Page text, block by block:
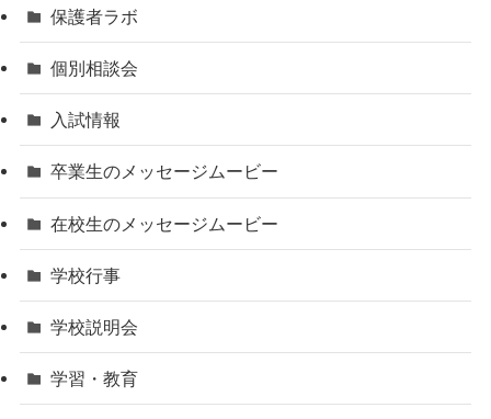
保護者ラボ
個別相談会
入試情報
卒業生のメッセージムービー
在校生のメッセージムービー
学校行事
学校説明会
学習・教育